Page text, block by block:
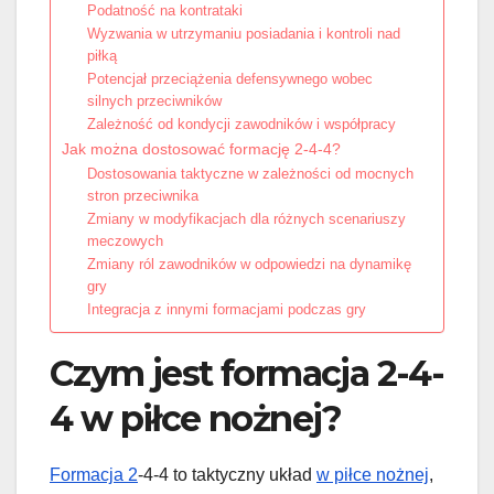
Podatność na kontrataki
Wyzwania w utrzymaniu posiadania i kontroli nad
piłką
Potencjał przeciążenia defensywnego wobec
silnych przeciwników
Zależność od kondycji zawodników i współpracy
Jak można dostosować formację 2-4-4?
Dostosowania taktyczne w zależności od mocnych
stron przeciwnika
Zmiany w modyfikacjach dla różnych scenariuszy
meczowych
Zmiany ról zawodników w odpowiedzi na dynamikę
gry
Integracja z innymi formacjami podczas gry
Czym jest formacja 2-4-
4 w piłce nożnej?
Formacja 2-4-4 to taktyczny układ w piłce nożnej,